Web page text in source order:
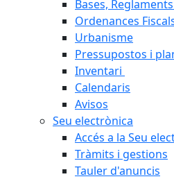
Bases,
Ordenances
Urbanisme
Pressupostos i
Inventari
Calendaris
Avisos
Seu electrònica
Accés a la Seu
Tràmits i gestions
Tauler d'anuncis